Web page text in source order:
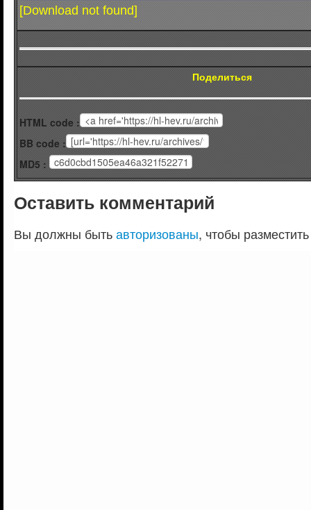
[Download not found]
Поделиться
HTML code :
BB code :
MD5 :
Оставить комментарий
Вы должны бытьавторизованы, чтобы